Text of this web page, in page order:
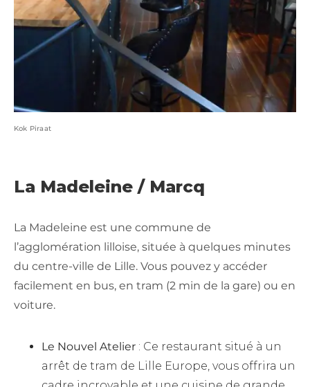
Kok Piraat
La Madeleine / Marcq
La Madeleine est une commune de
l’agglomération lilloise, située à quelques minutes
du centre-ville de Lille. Vous pouvez y accéder
facilement en bus, en tram (2 min de la gare) ou en
voiture.
Le Nouvel Atelier : Ce restaurant situé à un
arrêt de tram de Lille Europe, vous offrira un